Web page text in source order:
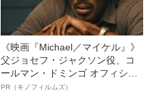
《映画『Michael／マイケル』》
父ジョセフ・ジャクソン役、コ
ールマン・ドミンゴ オフィシャ
ルインタビュー“観客を魅了した
PR（キノフィルムズ）